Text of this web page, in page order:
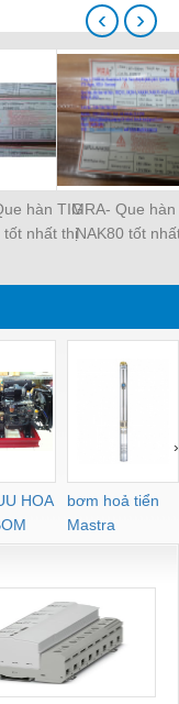
hàn TIG
tốt nhất thị
MRA- Que hàn
NAK80 tốt
‹ ›
HOA
bơm hoả tiển
Mastra
›